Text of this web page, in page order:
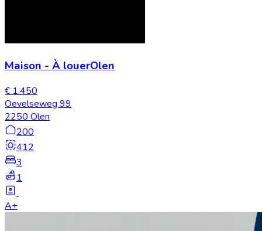
Maison - À louerOlen
€ 1.450
Oevelseweg 99
2250 Olen
200
412
3
1
A+